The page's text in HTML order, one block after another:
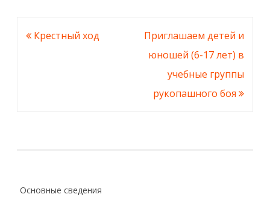
Навигация
Крестный ход
Приглашаем детей и
юношей (6-17 лет) в
учебные группы
рукопашного боя
Основные сведения